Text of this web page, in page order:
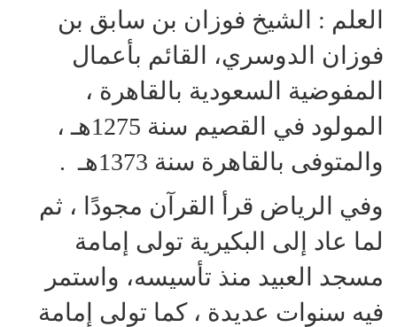
العلم : الشيخ فوزان بن سابق بن
فوزان الدوسري، القائم بأعمال
المفوضية السعودية بالقاهرة ،
المولود في القصيم سنة 1275هـ ،
والمتوفى بالقاهرة سنة 1373هـ .
وفي الرياض قرأ القرآن مجودًا ، ثم
لما عاد إلى البكيرية تولى إمامة
مسجد العبيد منذ تأسيسه، واستمر
فيه سنوات عديدة ، كما تولى إمامة